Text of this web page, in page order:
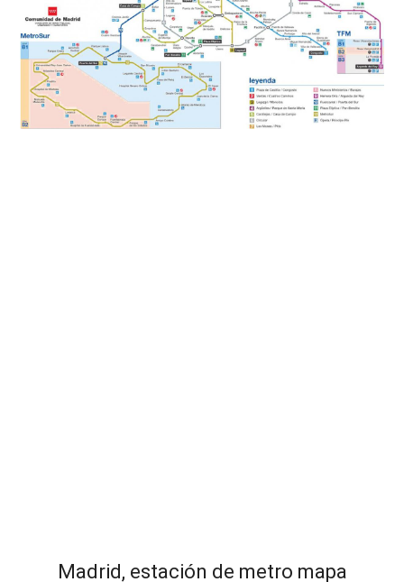
Madrid, estación de metro mapa